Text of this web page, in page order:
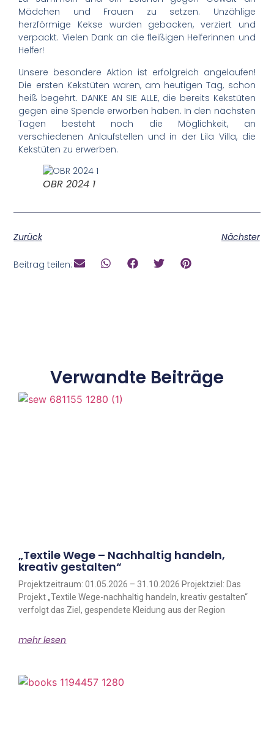
Mädchen und Frauen zu setzen. Unzählige
herzförmige Kekse wurden gebacken, verziert und
verpackt. Vielen Dank an die fleißigen Helferinnen und
Helfer!
Unsere besondere Aktion ist erfolgreich angelaufen!
Die ersten Kekstüten waren, am heutigen Tag, schon
heiß begehrt. DANKE AN SIE ALLE, die bereits Kekstüten
gegen eine Spende erworben haben. In den nächsten
Tagen besteht noch die Möglichkeit, an
verschiedenen Anlaufstellen und in der Lila Villa, die
Kekstüten zu erwerben.
OBR 2024 1
Zurück Nächster
Beitrag teilen:
Verwandte Beiträge
„Textile Wege – Nachhaltig handeln,
kreativ gestalten“
Projektzeitraum: 01.05.2026 – 31.10.2026 Projektziel: Das
Projekt „Textile Wege-nachhaltig handeln, kreativ gestalten“
verfolgt das Ziel, gespendete Kleidung aus der Region
mehr lesen